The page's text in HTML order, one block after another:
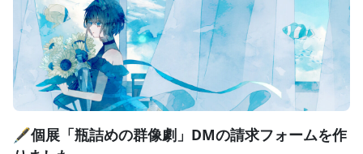
🖋個展「瓶詰めの群像劇」DMの請求フォームを作